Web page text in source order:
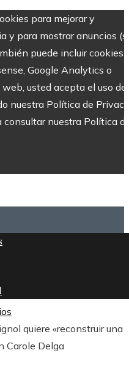
para mejorar y
y para mostrar anuncios
puede incluir cookies
Google Analytics o
usted acepta el uso de
nuestra Política de
nuestra Política
quiere «reconstruir una
Carole Delga